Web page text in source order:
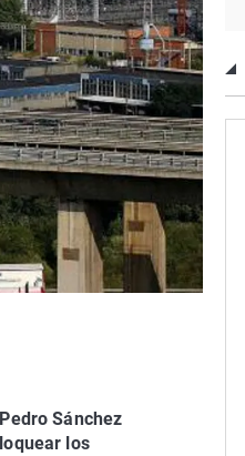
Sánchez
los